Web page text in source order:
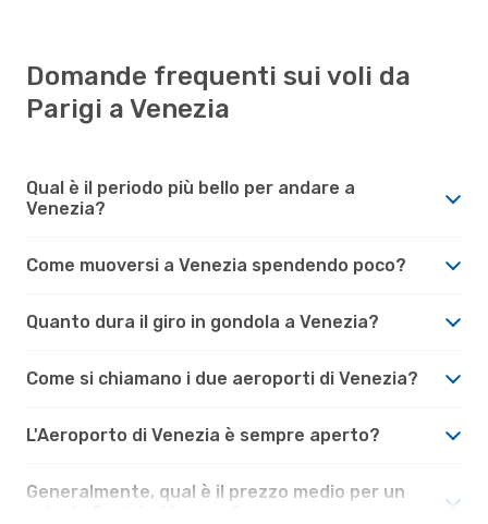
Domande frequenti sui voli da
Parigi a Venezia
Qual è il periodo più bello per andare a
Venezia?
Come muoversi a Venezia spendendo poco?
Quanto dura il giro in gondola a Venezia?
Come si chiamano i due aeroporti di Venezia?
L'Aeroporto di Venezia è sempre aperto?
Generalmente, qual è il prezzo medio per un